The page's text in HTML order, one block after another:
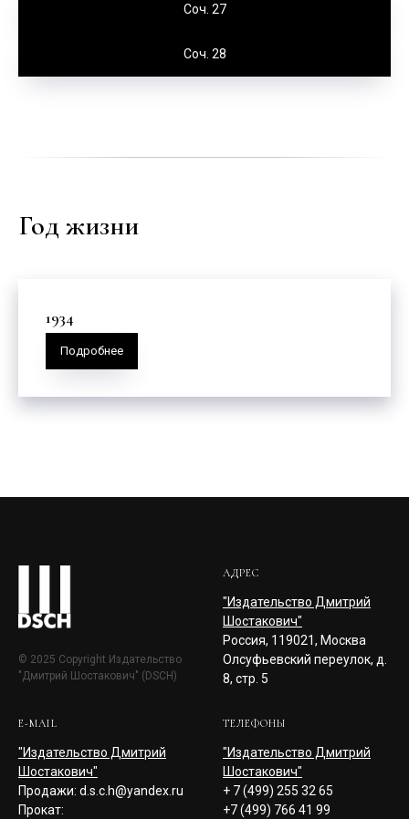
Соч. 27
Соч. 28
Год жизни
1934
Подробнее
© 2025 Copyright Издательство
"Дмитрий Шостакович" (DSCH)
АДРЕС
"Издательство Дмитрий
Шостакович"
Россия, 119021, Москва
Олсуфьевский переулок, д.
8, стр. 5
E-MAIL
"Издательство Дмитрий
Шостакович"
Продажи: d.s.c.h@yandex.ru
Прокат:
ТЕЛЕФОНЫ
"Издательство Дмитрий
Шостакович"
+ 7 (499) 255 32 65
+7 (499) 766 41 99